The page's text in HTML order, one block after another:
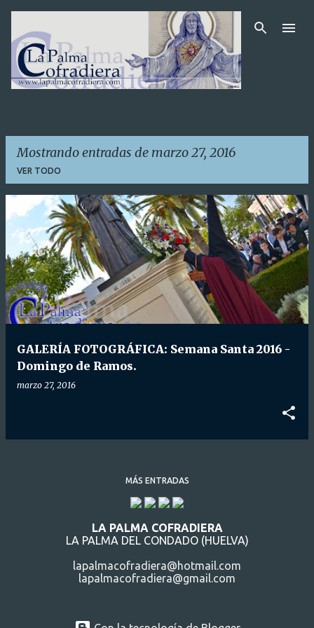
Ir al contenido principal
Mostrando entradas de marzo 27, 2016
VER TODO
E
t
r
a
d
GALERÍA FOTOGRÁFICA: Semana Santa 2016 -
Domingo de Ramos.
marzo 27, 2016
MÁS ENTRADAS
LA PALMA COFRADIERA
LA PALMA DEL CONDADO (HUELVA)
lapalmacofradiera@hotmail.com
lapalmacofradiera@gmail.com